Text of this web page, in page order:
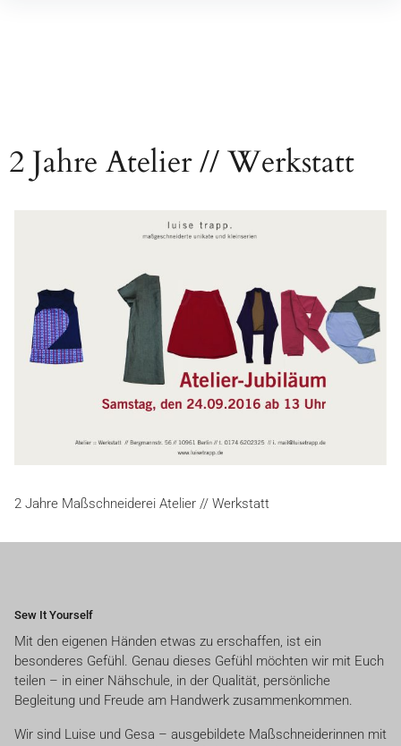
2 Jahre Atelier // Werkstatt
2 Jahre Maßschneiderei Atelier // Werkstatt
Beitragsnavigation
Sew It Yourself
Mit den eigenen Händen etwas zu erschaffen, ist ein
besonderes Gefühl. Genau dieses Gefühl möchten wir mit Euch
teilen – in einer Nähschule, in der Qualität, persönliche
Begleitung und Freude am Handwerk zusammenkommen.
Wir sind Luise und Gesa – ausgebildete Maßschneiderinnen mit